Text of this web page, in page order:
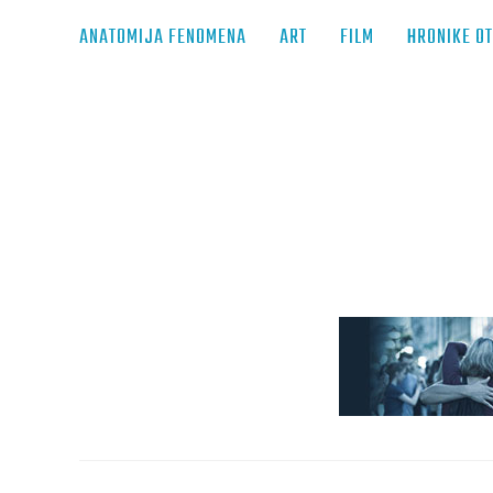
ANATOMIJA FENOMENA ART FILM HRONIKE